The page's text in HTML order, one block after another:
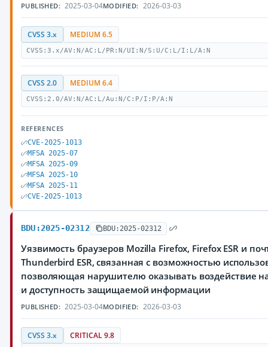
PUBLISHED: 2025-03-04MODIFIED: 2026-03-03
CVSS 3.x MEDIUM 6.5
CVSS:3.x/AV:N/AC:L/PR:N/UI:N/S:U/C:L/I:L/A:N
CVSS 2.0 MEDIUM 6.4
CVSS:2.0/AV:N/AC:L/Au:N/C:P/I:P/A:N
REFERENCES
CVE-2025-1013
MFSA 2025-07
MFSA 2025-09
MFSA 2025-10
MFSA 2025-11
CVE-2025-1013
BDU:2025-02312 BDU:2025-02312
Уязвимость браузеров Mozilla Firefox, Firefox ESR и
Thunderbird ESR, связанная с возможностью
позволяющая нарушителю оказывать воздействие
и доступность защищаемой информации
PUBLISHED: 2025-03-04MODIFIED: 2026-03-03
CVSS 3.x CRITICAL 9.8